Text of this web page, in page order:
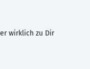
wirklich zu Dir